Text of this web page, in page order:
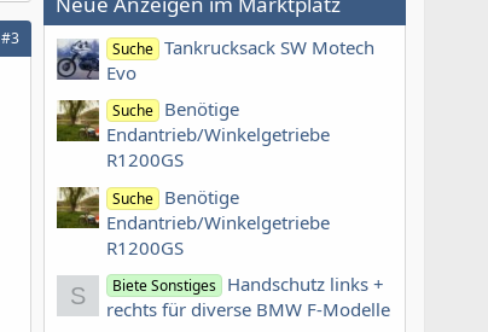
#3
Suche Tankrucksack SW Motech
Evo
Suche Benötige
Endantrieb/Winkelgetriebe
R1200GS
Suche Benötige
Endantrieb/Winkelgetriebe
R1200GS
S Biete Sonstiges Handschutz links +
rechts für diverse BMW F-Modelle